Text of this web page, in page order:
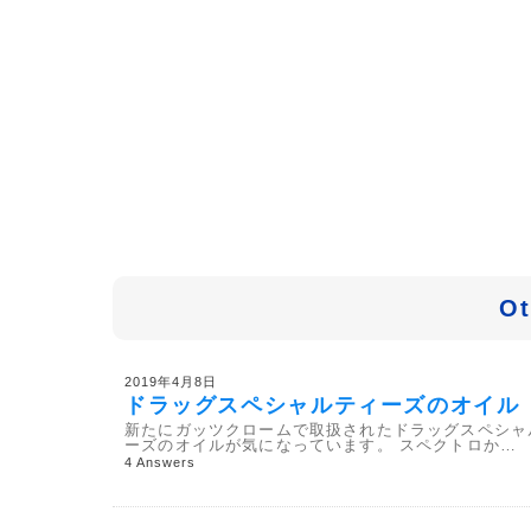
2019年4月8日
ドラッグスペシャルティーズのオイル
新たにガッツクロームで取扱されたドラッグスペシ
ーズのオイルが気になっています。 スペクトロか…
4 Answers